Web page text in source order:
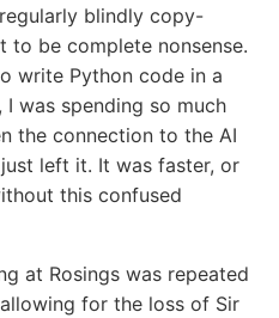
blindly copy-
to be complete nonsense.
write Python code in a
was spending so much
the connection to the AI
left it. It was faster, or
this confused
at Rosings was repeated
for the loss of Sir